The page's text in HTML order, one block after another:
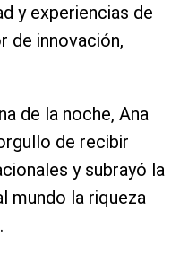
y experiencias de
de innovación,
de la noche, Ana
de recibir
y subrayó la
mundo la riqueza